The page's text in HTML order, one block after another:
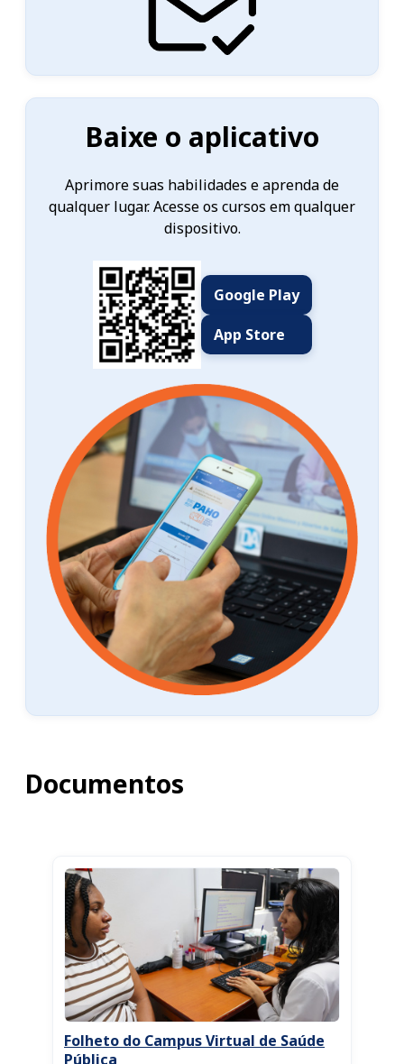
Baixe o aplicativo
Aprimore suas habilidades e aprenda de
qualquer lugar. Acesse os cursos em qualquer
dispositivo.
Google Play
App Store
Documentos
Folheto do Campus Virtual de Saúde
Pública